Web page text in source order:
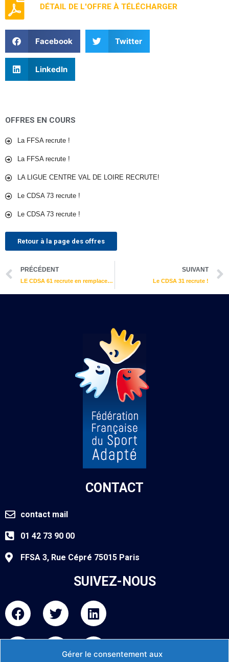
Gérer le consentement aux
DÉTAIL DE L'OFFRE À TÉLÉCHARGER
Facebook Twitter
LinkedIn
OFFRES EN COURS
La FFSA recrute !
La FFSA recrute !
LA LIGUE CENTRE VAL DE LOIRE RECRUTE!
Le CDSA 73 recrute !
Le CDSA 73 recrute !
Retour à la page des offres
Précédent
PRÉCÉDENT
LE CDSA 61 recrute en remplacement pour congé maternité !
SUIVANT
Le CDSA 31 recrute !
CONTACT
contact mail
01 42 73 90 00
FFSA 3, Rue Cépré 75015 Paris
SUIVEZ-NOUS
F
a
e
T
w
t
L
i
k
e
I
Y
o
F
l